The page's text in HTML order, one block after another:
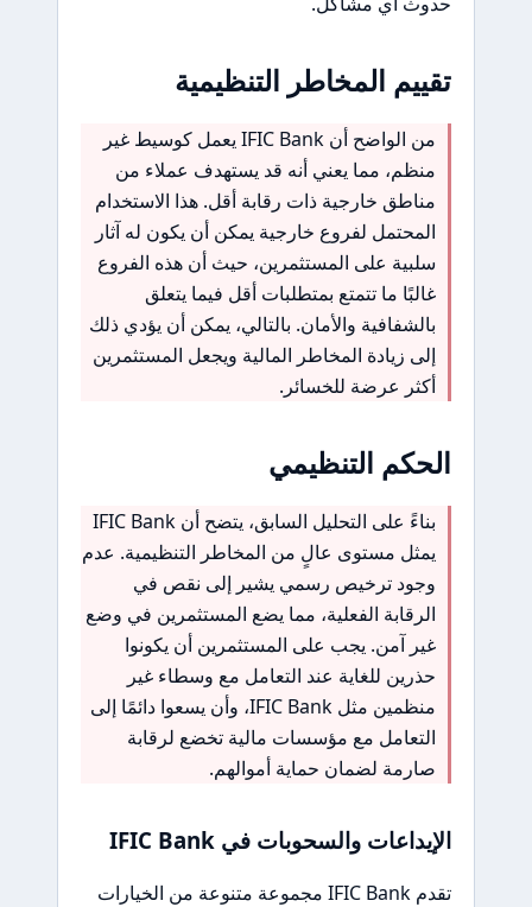
تقييم المخاطر التنظيمية
من الواضح أن IFIC Bank يعمل كوسيط غير
منظم، مما يعني أنه قد يستهدف عملاء من
مناطق خارجية ذات رقابة أقل. هذا الاستخدام
المحتمل لفروع خارجية يمكن أن يكون له آثار
سلبية على المستثمرين، حيث أن هذه الفروع
غالبًا ما تتمتع بمتطلبات أقل فيما يتعلق
بالشفافية والأمان. بالتالي، يمكن أن يؤدي ذلك
إلى زيادة المخاطر المالية ويجعل المستثمرين
أكثر عرضة للخسائر.
الحكم التنظيمي
بناءً على التحليل السابق، يتضح أن IFIC Bank
يمثل مستوى عالٍ من المخاطر التنظيمية. عدم
وجود ترخيص رسمي يشير إلى نقص في
الرقابة الفعلية، مما يضع المستثمرين في وضع
غير آمن. يجب على المستثمرين أن يكونوا
حذرين للغاية عند التعامل مع وسطاء غير
منظمين مثل IFIC Bank، وأن يسعوا دائمًا إلى
التعامل مع مؤسسات مالية تخضع لرقابة
صارمة لضمان حماية أموالهم.
الإيداعات والسحوبات في IFIC Bank
تقدم IFIC Bank مجموعة متنوعة من الخيارات